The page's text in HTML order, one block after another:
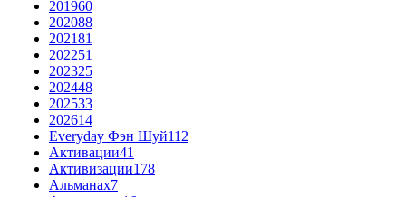
201960
202088
202181
202251
202325
202448
202533
202614
Everyday Фэн Шуй112
Активации41
Активизации178
Альманах7